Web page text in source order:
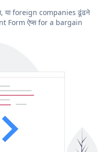
या foreign companies ढूंढने
Form ऐप्स for a bargain